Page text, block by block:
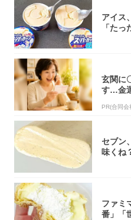
アイス
「た
玄関に
す…金
PR(合同
セブン
味くね
ファミ
番」「